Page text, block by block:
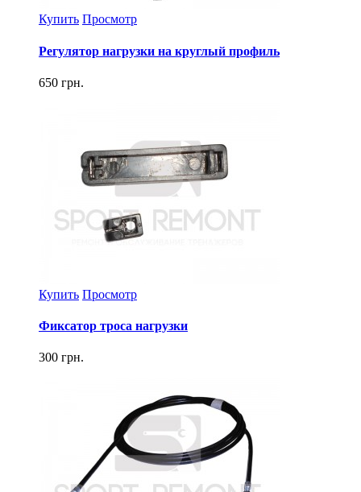
Купить Просмотр
Регулятор нагрузки на круглый профиль
650 грн.
Купить Просмотр
Фиксатор троса нагрузки
300 грн.